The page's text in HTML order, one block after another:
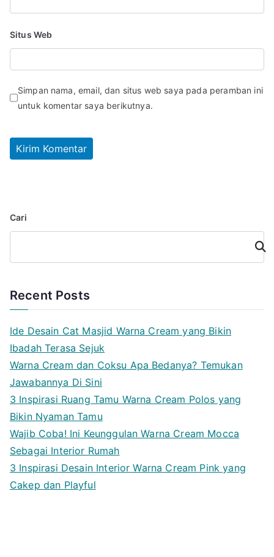
Situs Web
Simpan nama, email, dan situs web saya pada peramban ini
untuk komentar saya berikutnya.
Cari
Cari
Recent Posts
Ide Desain Cat Masjid Warna Cream yang Bikin
Ibadah Terasa Sejuk
Warna Cream dan Coksu Apa Bedanya? Temukan
Jawabannya Di Sini
3 Inspirasi Ruang Tamu Warna Cream Polos yang
Bikin Nyaman Tamu
Wajib Coba! Ini Keunggulan Warna Cream Mocca
Sebagai Interior Rumah
3 Inspirasi Desain Interior Warna Cream Pink yang
Cakep dan Playful